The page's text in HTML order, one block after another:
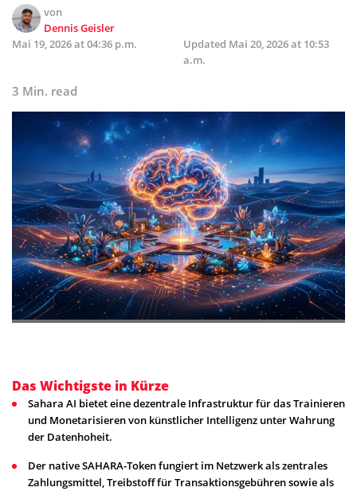
von
Dennis Geisler
Mai 19, 2026 at 04:36 p.m.
Updated Mai 20, 2026 at 10:53
a.m.
3 Min. read
Das Wichtigste in Kürze
Sahara AI bietet eine dezentrale Infrastruktur für das Trainieren
und Monetarisieren von künstlicher Intelligenz unter Wahrung
der Datenhoheit.
Der native SAHARA-Token fungiert im Netzwerk als zentrales
Zahlungsmittel, Treibstoff für Transaktionsgebühren sowie als